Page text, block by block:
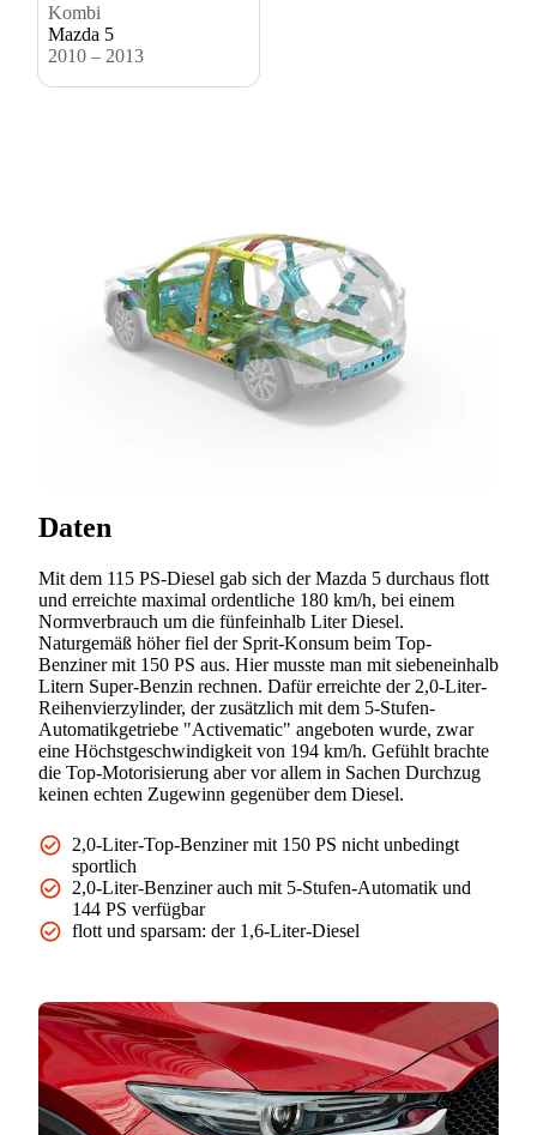
Kombi
Mazda 5
2010 – 2013
Daten
Mit dem 115 PS-Diesel gab sich der Mazda 5 durchaus flott
und erreichte maximal ordentliche 180 km/h, bei einem
Normverbrauch um die fünfeinhalb Liter Diesel.
Naturgemäß höher fiel der Sprit-Konsum beim Top-
Benziner mit 150 PS aus. Hier musste man mit siebeneinhalb
Litern Super-Benzin rechnen. Dafür erreichte der 2,0-Liter-
Reihenvierzylinder, der zusätzlich mit dem 5-Stufen-
Automatikgetriebe "Activematic" angeboten wurde, zwar
eine Höchstgeschwindigkeit von 194 km/h. Gefühlt brachte
die Top-Motorisierung aber vor allem in Sachen Durchzug
keinen echten Zugewinn gegenüber dem Diesel.
2,0-Liter-Top-Benziner mit 150 PS nicht unbedingt
sportlich
2,0-Liter-Benziner auch mit 5-Stufen-Automatik und
144 PS verfügbar
flott und sparsam: der 1,6-Liter-Diesel